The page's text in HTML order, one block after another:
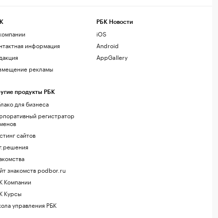
информация
рекламы
продукты РБК
для бизнеса
регистратор
сайтов
знакомств podbor.ru
Компании
Курсы
управления РБК
РБК Новости
iOS
Android
AppGallery